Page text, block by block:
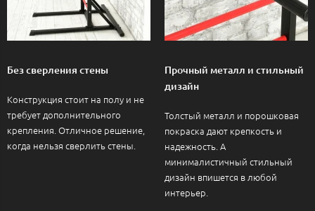
Без сверления стены
Конструкция стоит на полу и не
требует дополнительного
крепления. Отличное решение,
когда нельзя сверлить стены.
Прочный металл и стильный
дизайн
Толстый металл и порошковая
покраска дают крепкость и
надежность. А
минималистичный стильный
дизайн впишется в любой
интерьер.